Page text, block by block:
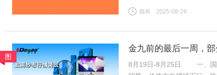
增订单数量有限，但旺季需
领布 2025-08-26
图
金九前的最后一周，
准备上海秋冬面料展
8月19日-8月25日 一、